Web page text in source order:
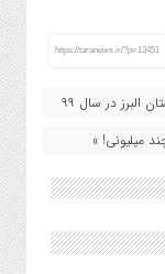
https://taranews.ir/?p=13451
میلیونی! »